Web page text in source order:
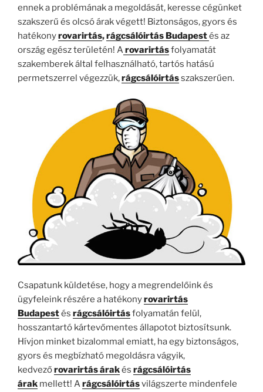
ennek a problémának a megoldását, keresse cégünket
szakszerű és olcsó árak végett! Biztonságos, gyors és
hatékonyrovarirtás,rágcsálóirtás Budapestés az
ország egész területén! Arovarirtásfolyamatát
szakemberek által felhasználható, tartós hatású
permetszerrel végezzük,rágcsálóirtásszakszerűen.
Csapatunk küldetése, hogy a megrendelőink és
ügyfeleink részére a hatékonyrovarirtás
Budapestés rágcsálóirtásfolyamatán felül,
hosszantartó kártevőmentes állapotot biztosítsunk.
Hívjon minket bizalommal emiatt, ha egy biztonságos,
gyors és megbízható megoldásra vágyik,
kedvezőrovarirtás árakés rágcsálóirtás
árak mellett! Arágcsálóirtásvilágszerte mindenfele